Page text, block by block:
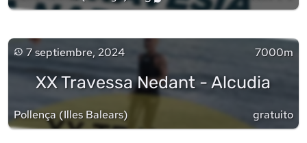
7 septiembre, 2024 7000m
XX Travessa Nedant - Alcudia
Pollença (Illes Balears) gratuito